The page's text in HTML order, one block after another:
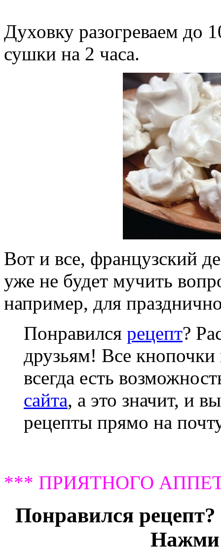
Духовку разогреваем до
сушки на 2 часа.
Вот и все, французский
уже не будет мучить
например, для
Понравился рецепт?
друзьям! Все кнопочки
всегда есть
сайта, а это значит, и
рецепты прямо на
*** ПРИЯТНОГО
Понравился
Нажми